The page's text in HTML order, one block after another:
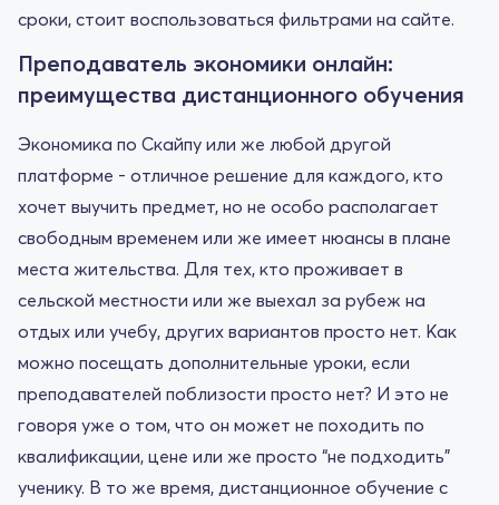
сроки, стоит воспользоваться фильтрами на сайте.
Преподаватель экономики онлайн:
преимущества дистанционного обучения
Экономика по Скайпу или же любой другой
платформе - отличное решение для каждого, кто
хочет выучить предмет, но не особо располагает
свободным временем или же имеет нюансы в плане
места жительства. Для тех, кто проживает в
сельской местности или же выехал за рубеж на
отдых или учебу, других вариантов просто нет. Как
можно посещать дополнительные уроки, если
преподавателей поблизости просто нет? И это не
говоря уже о том, что он может не походить по
квалификации, цене или же просто “не подходить”
ученику. В то же время, дистанционное обучение с